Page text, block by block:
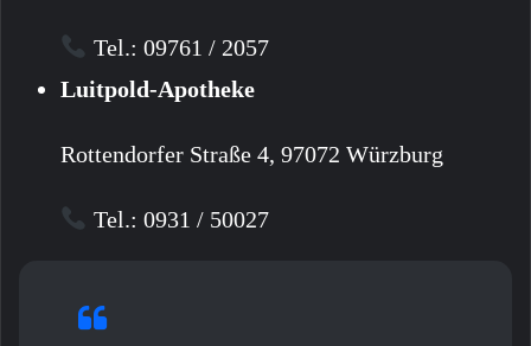
Tel.: 09761 / 2057
Luitpold-Apotheke
Rottendorfer Straße 4, 97072 Würzburg
Tel.: 0931 / 50027